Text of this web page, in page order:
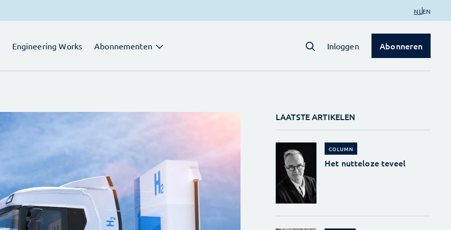
NL EN
Engineering Works Abonnementen Inloggen Abonneren
LAATSTE ARTIKELEN
COLUMN
Het nutteloze teveel